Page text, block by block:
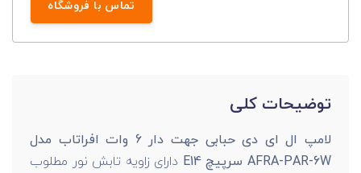
تماس با فروشگاه
توضیحات کلی
لامپ ال ای دی حبابی جهت دار 6 وات افراتاب مدل
AFRA-PAR-6W سرپیچ E14
دارای زاویه تابش نور مطلوب